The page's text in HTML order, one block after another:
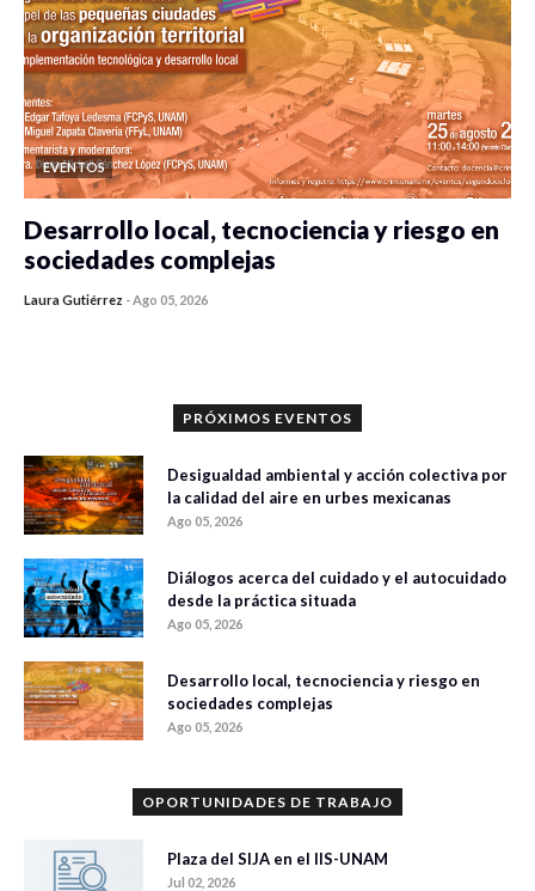
EVENTOS
Desarrollo local, tecnociencia y riesgo en
sociedades complejas
Laura Gutiérrez - Ago 05, 2026
PRÓXIMOS EVENTOS
Desigualdad ambiental y acción colectiva por
la calidad del aire en urbes mexicanas
Ago 05, 2026
Diálogos acerca del cuidado y el autocuidado
desde la práctica situada
Ago 05, 2026
Desarrollo local, tecnociencia y riesgo en
sociedades complejas
Ago 05, 2026
OPORTUNIDADES DE TRABAJO
Plaza del SIJA en el IIS-UNAM
Jul 02, 2026